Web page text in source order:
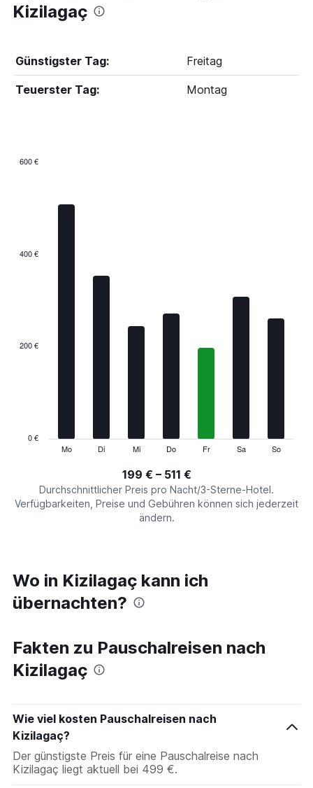
Kizilagaç
Günstigster Tag: Freitag
Teuerster Tag: Montag
The
categories.
values.
Range:
Mo Di Mi Do Fr Sa So
0 €
200 €
400 €
600 €
199 € – 511 €
Durchschnittlicher Preis pro Nacht/3-Sterne-Hotel.
Verfügbarkeiten, Preise und Gebühren können sich jederzeit
ändern.
Wo in Kizilagaç kann ich
übernachten?
Fakten zu Pauschalreisen nach
Kizilagaç
Wie viel kosten Pauschalreisen nach
Kizilagaç?
Der günstigste Preis für eine Pauschalreise nach
Kizilagaç liegt aktuell bei 499 €.